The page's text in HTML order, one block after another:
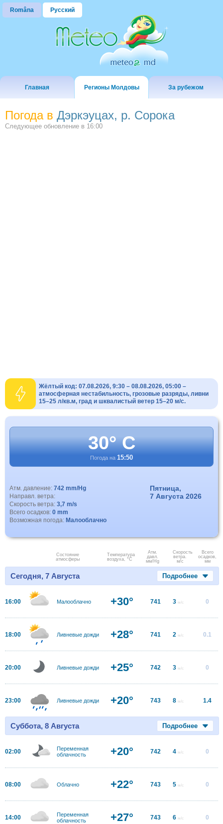
Româna Русский
Главная Регионы Молдовы За рубежом
Погода в Дэркэуцах, р. Сорока
Следующее обновление в 16:00
Жёлтый код: 07.08.2026, 9:30 – 08.08.2026, 05:00 –
атмосферная нестабильность, грозовые разряды, ливни
15–25 л/кв.м, град и шквалистый ветер 15–20 м/с.
30° C
Погода на 15:50
Атм. давление: 742 mm/Hg
Направл. ветра:
Скорость ветра: 3,7 m/s
Всего осадков: 0 mm
Возможная погода: Малооблачно
Пятница,
7 Августа 2026
Состояние
атмосферы
Температура
воздуха, °C
Атм.
давл.
мм/Hg
Скорость
ветра.
м/с
Всего
осадков,
мм
Сегодня, 7 Августа Подробнее
16:00 Малооблачно +30° 741 3 м/с 0
18:00 Ливневые дожди +28° 741 2 м/с 0.1
20:00 Ливневые дожди +25° 742 3 м/с 0
23:00 Ливневые дожди +20° 743 8 м/с 1.4
Суббота, 8 Августа Подробнее
02:00
Переменная
облачность
+20° 742 4 м/с 0
08:00 Облачно +22° 743 5 м/с 0
14:00
Переменная
облачность
+27° 743 6 м/с 0